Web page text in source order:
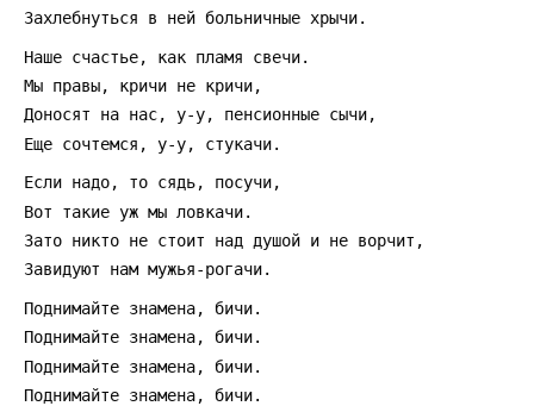
Захлебнуться в ней больничные хрычи.
Наше счастье, как пламя свечи.
Мы правы, кричи не кричи,
Доносят на нас, у-у, пенсионные сычи,
Еще сочтемся, у-у, стукачи.
Если надо, то сядь, посучи,
Вот такие уж мы ловкачи.
Зато никто не стоит над душой и не ворчит,
Завидуют нам мужья-рогачи.
Поднимайте знамена, бичи.
Поднимайте знамена, бичи.
Поднимайте знамена, бичи.
Поднимайте знамена, бичи.